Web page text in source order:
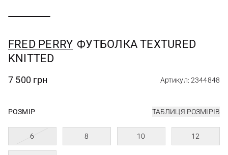
FRED PERRY ФУТБОЛКА TEXTURED
KNITTED
7 500 грн Артикул: 2344848
РОЗМІР ТАБЛИЦЯ РОЗМІРІВ
6 8 10 12